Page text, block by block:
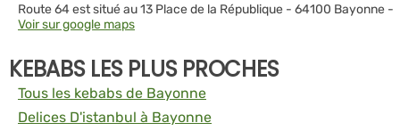
Route 64 est situé au 13 Place de la République - 64100 Bayonne -
Voir sur google maps
KEBABS LES PLUS PROCHES
Tous les kebabs de Bayonne
Delices D'istanbul à Bayonne